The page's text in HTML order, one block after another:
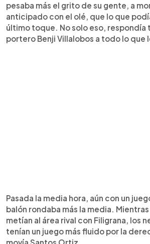
pesaba más el grito de su gente, a
anticipado con el olé, que lo que
último toque. No solo eso, respondía
portero Benji Villalobos a todo lo que
Pasada la media hora, aún con un
balón rondaba más la media.
metían al área rival con Filigrana, los
tenían un juego más fluido por la